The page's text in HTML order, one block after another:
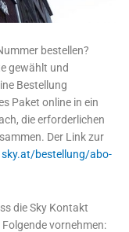
bestellen?
gewählt und
Bestellung
Paket online in ein
die erforderlichen
Der Link zur
sky.at/bestellung/abo-
die Sky Kontakt
vornehmen: